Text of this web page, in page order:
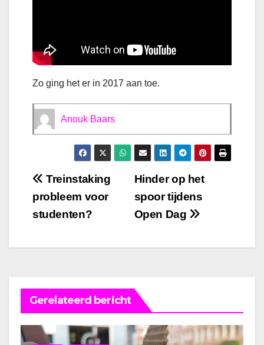
Zo ging het er in 2017 aan toe.
Anouk Baars
Bericht
navigatie
Hinder op het
spoor tijdens
Open Dag
Treinstaking
probleem voor
studenten?
Gerelateerd bericht